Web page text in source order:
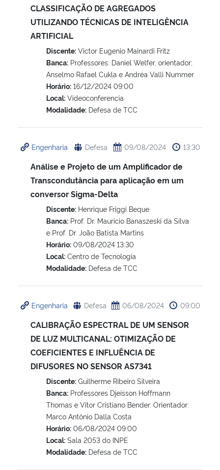
CLASSIFICAÇÃO DE AGREGADOS
UTILIZANDO TÉCNICAS DE INTELIGÊNCIA
ARTIFICIAL
Discente: Victor Eugenio Mainardi Fritz
Banca: Professores: Daniel Welfer, orientador;
Anselmo Rafael Cukla e Andréa Valli Nummer
Horário: 16/12/2024 09:00
Local: Videoconferencia
Modalidade: Defesa de TCC
Engenharia Defesa 09/08/2024 13:30
Análise e Projeto de um Amplificador de
Transcondutância para aplicação em um
conversor Sigma-Delta
Discente: Henrique Friggi Beque
Banca: Prof. Dr. Mauricio Banaszeski da Silva
e Prof. Dr. João Batista Martins
Horário: 09/08/2024 13:30
Local: Centro de Tecnologia
Modalidade: Defesa de TCC
Engenharia Defesa 06/08/2024 09:00
CALIBRAÇÃO ESPECTRAL DE UM SENSOR
DE LUZ MULTICANAL: OTIMIZAÇÃO DE
COEFICIENTES E INFLUÊNCIA DE
DIFUSORES NO SENSOR AS7341
Discente: Guilherme Ribeiro Silveira
Banca: Professores Djeisson Hoffmann
Thomas e Vitor Cristiano Bender. Orientador:
Marco Antônio Dalla Costa
Horário: 06/08/2024 09:00
Local: Sala 2053 do INPE
Modalidade: Defesa de TCC